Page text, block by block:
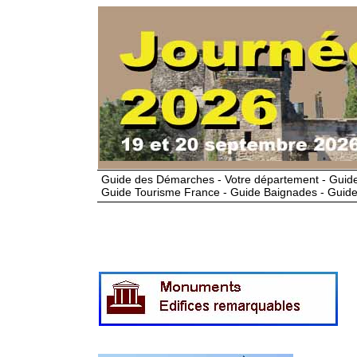
Guide des Démarches - Votre département -
Guide Tourisme France - Guide Baignades -